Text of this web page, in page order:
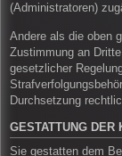
(Administratoren)
Andere als die oben
Zustimmung an
gesetzlicher
Durchsetzung
GESTATTUNG DER
Sie gestatten dem